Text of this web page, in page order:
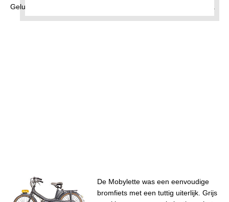
Gelukkig reden er meer jongelui op zo’n ding dus ik viel niet op.
De Mobylette was een eenvoudige
bromfiets met een tuttig uiterlijk. Grijs